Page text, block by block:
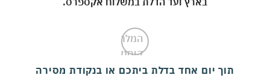
תוך יום אחד בדלת ביתכם או בנקודת מסירה